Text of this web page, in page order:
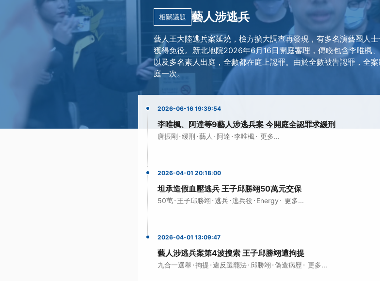
相關議題 藝人涉逃兵
藝人王大陸逃兵案延燒，檢方擴大調查再發現，有多名演藝圈人
獲得免役。新北地院2026年6月16日開庭審理，傳喚包含李唯楓
以及多名素人出庭，全數都在庭上認罪。由於全數被告認罪，全
庭一次。
2026-06-16 19:39:54
李唯楓、阿達等9藝人涉逃兵案 今開庭全認罪求緩刑
唐振剛 ·緩刑 ·藝人 ·阿達 ·李唯楓· 更多...
2026-04-01 20:18:00
坦承造假血壓逃兵 王子邱勝翊50萬元交保
50萬· 王子邱勝翊 ·逃兵·逃兵役 · Energy · 更多...
2026-04-01 13:09:47
藝人涉逃兵案第4波搜索 王子邱勝翊遭拘提
九合一選舉 ·拘提 ·違反選罷法· 邱勝翊 ·偽造病歷 · 更多...